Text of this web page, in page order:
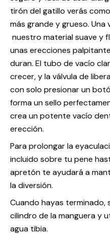
tirón del gatillo verás
más grande y grueso.
nuestro material suave y
unas erecciones
duran. El tubo de vacío
crecer, y la válvula de
con solo presionar un
forma un sello
crea un potente vacío
erección.
Para prolongar la
incluido sobre tu pene
apretón te ayudará a
la diversión.
Cuando hayas terminado,
cilindro de la manguera y
agua tibia.